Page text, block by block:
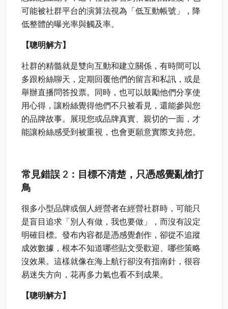
可能被社群平台的演算法視為「低互動帳號」，降
低整體的曝光率與觸及率。
【聰明解方】
社群的精髓就是雙向互動和建立關係，有時間可以
多跟粉絲聊天，定期回覆他們的留言和私訊，或是
舉辦直播問答投票。同時，也可以鼓勵他們分享使
用心得，讓粉絲覺得他們不只被看見，還能參與您
的品牌故事。展現您或品牌真實、親切的一面，才
能讓粉絲感受到被重視，也會更願意實際支持您。
常見錯誤 2：目標不清楚，只憑感覺亂槍打
鳥
很多小型品牌或個人經營者在經營社群時，可能只
是盲目追求「別人有做，我也要做」，而沒有設定
明確目標。發布內容都是憑感覺創作，卻從不追蹤
成效數據，根本不知道哪些貼文受歡迎、哪些策略
沒效果。這樣就像在海上航行卻沒有指南針，很容
易迷失方向，花再多力氣也看不到成果。
【聰明解方】